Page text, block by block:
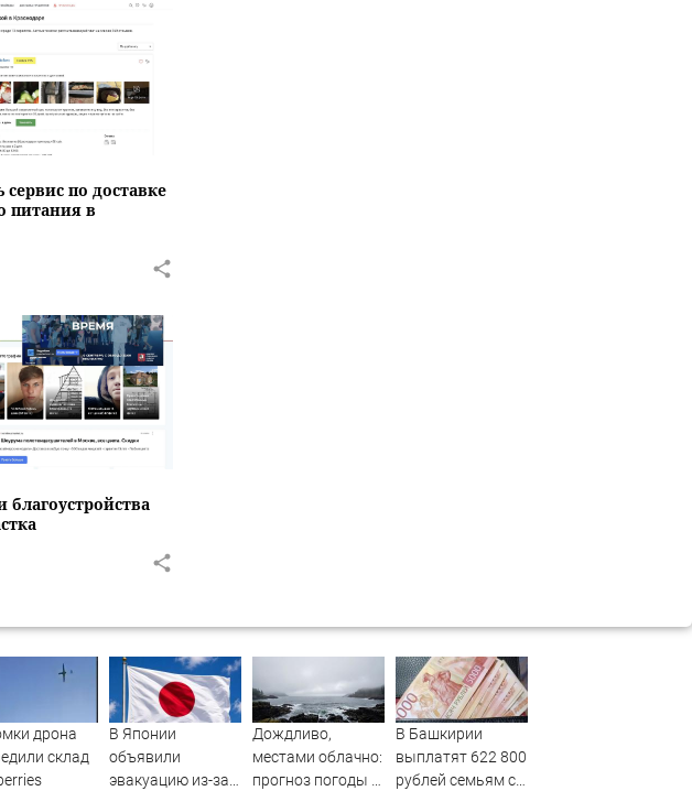
по доставке
питания в
благоустройства
дрона
склад
В Японии
объявили
эвакуацию из-за
Дождливо,
местами облачно:
прогноз погоды в
В Башкирии
выплатят 622 800
рублей семьям с